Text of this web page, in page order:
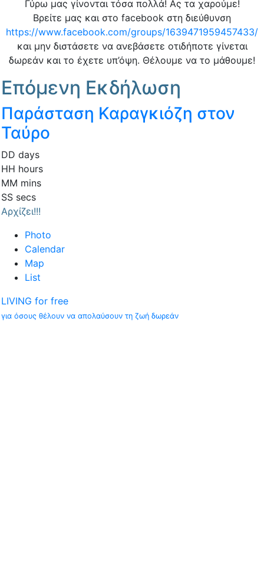
Γύρω μας γίνονται τόσα πολλά! Ας τα χαρούμε!
Βρείτε μας και στο facebook στη διεύθυνση
https://www.facebook.com/groups/1639471959457433/
και μην διστάσετε να ανεβάσετε οτιδήποτε γίνεται
δωρεάν και το έχετε υπ’όψη. Θέλουμε να το μάθουμε!
Επόμενη Εκδήλωση
Παράσταση Καραγκιόζη στον
Ταύρο
DD days
HH hours
MM mins
SS secs
Αρχίζει!!!
Photo
Calendar
Map
List
LIVING for free
για όσους θέλουν να απολαύσουν τη ζωή δωρεάν